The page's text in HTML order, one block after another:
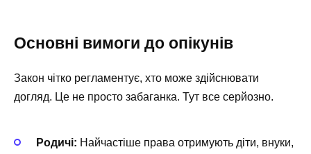
Основні вимоги до опікунів
Закон чітко регламентує, хто може здійснювати
догляд. Це не просто забаганка. Тут все серйозно.
Родичі: Найчастіше права отримують діти, внуки,